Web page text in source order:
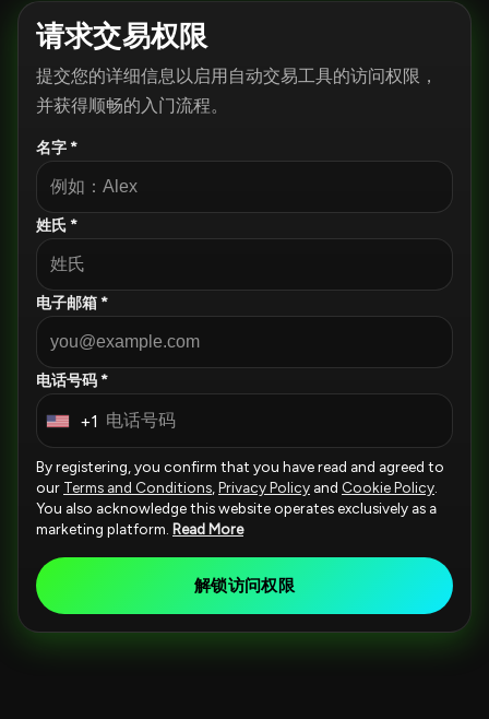
请求交易权限
提交您的详细信息以启用自动交易工具的访问权限，
并获得顺畅的入门流程。
名字 *
姓氏 *
电子邮箱 *
电话号码 *
U
i
t
t
+1
By registering, you confirm that you have read and agreed to
our Terms and Conditions Privacy Policy and Cookie Policy
You also acknowledge this website operates exclusively as a
marketing platform. Read More
解锁访问权限